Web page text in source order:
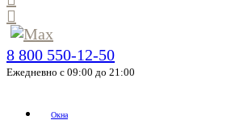
8 800 550-12-50
Ежедневно с 09:00 до 21:00
Окна